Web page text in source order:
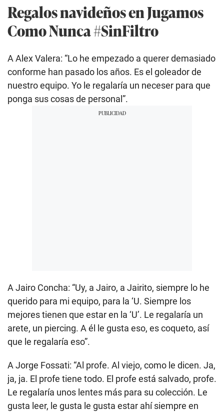
Regalos navideños en Jugamos
Como Nunca #SinFiltro
A Alex Valera: “Lo he empezado a querer demasiado
conforme han pasado los años. Es el goleador de
nuestro equipo. Yo le regalaría un neceser para que
ponga sus cosas de personal”.
A Jairo Concha: “Uy, a Jairo, a Jairito, siempre lo he
querido para mi equipo, para la ‘U. Siempre los
mejores tienen que estar en la ‘U’. Le regalaría un
arete, un piercing. A él le gusta eso, es coqueto, así
que le regalaría eso”.
A Jorge Fossati: “Al profe. Al viejo, como le dicen. Ja,
ja, ja. El profe tiene todo. El profe está salvado, profe.
Le regalaría unos lentes más para su colección. Le
gusta leer, le gusta le gusta estar ahí siempre en